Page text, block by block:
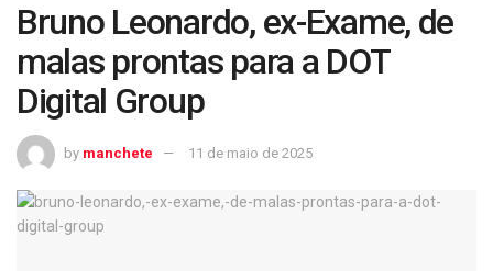
Bruno Leonardo, ex-Exame, de
malas prontas para a DOT
Digital Group
by manchete 11 de maio de 2025